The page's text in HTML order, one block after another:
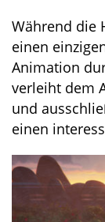
Während die
einen
Animation
verleiht dem
und
einen